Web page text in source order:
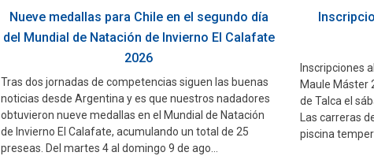
Nueve medallas para Chile en el segundo día
del Mundial de Natación de Invierno El Calafate
2026
Tras dos jornadas de competencias siguen las buenas
noticias desde Argentina y es que nuestros nadadores
obtuvieron nueve medallas en el Mundial de Natación
de Invierno El Calafate, acumulando un total de 25
preseas. Del martes 4 al domingo 9 de ago...
Inscripciones
Maule Máster
de Talca el
Las carreras
piscina